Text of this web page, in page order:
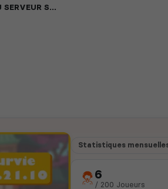
SURVIE 1.21.10
Statistiques
6
/ 200 Joueurs